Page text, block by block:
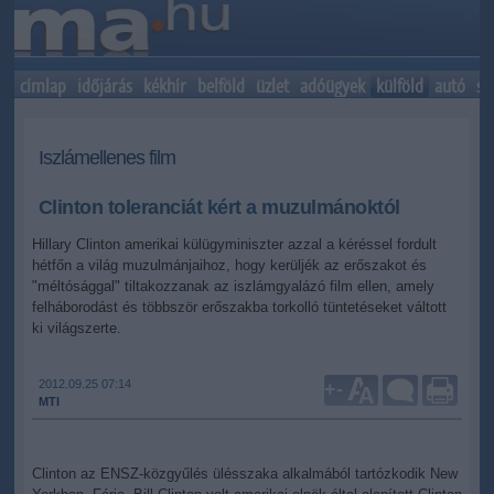
címlap időjárás kékhír belföld üzlet adóügyek külföld autó
Iszlámellenes film
Clinton toleranciát kért a muzulmánoktól
Hillary Clinton amerikai külügyminiszter azzal a kéréssel fordult
hétfőn a világ muzulmánjaihoz, hogy kerüljék az erőszakot és
"méltósággal" tiltakozzanak az iszlámgyalázó film ellen, amely
felháborodást és többször erőszakba torkolló tüntetéseket váltott
ki világszerte.
2012.09.25 07:14
MTI
+-
Clinton az ENSZ-közgyűlés ülésszaka alkalmából tartózkodik New